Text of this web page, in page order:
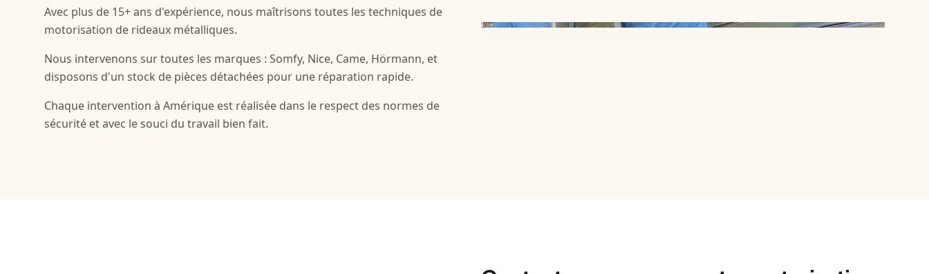
Avec plus de 15+ ans d'expérience, nous maîtrisons toutes les techniques de
motorisation de rideaux métalliques.
Nous intervenons sur toutes les marques : Somfy, Nice, Came, Hörmann, et
disposons d'un stock de pièces détachées pour une réparation rapide.
Chaque intervention à Amérique est réalisée dans le respect des normes de
sécurité et avec le souci du travail bien fait.